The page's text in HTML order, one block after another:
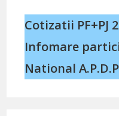
Cotizatii PF+PJ
Infomare
National A.P.D.P